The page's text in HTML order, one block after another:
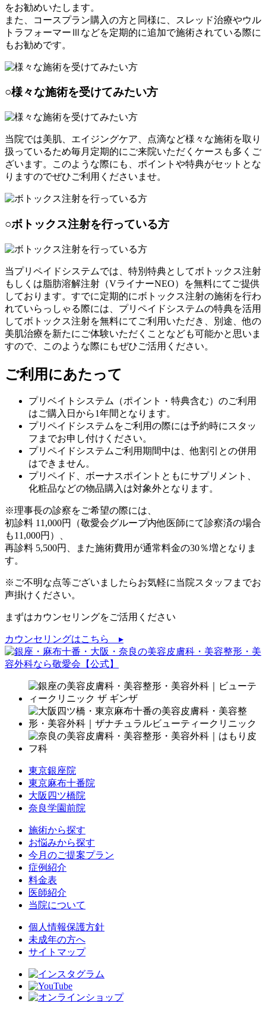
をお勧めいたします。
また、コースプラン購入の方と同様に、スレッド治療やウル
トラフォーマーⅢなどを定期的に追加で施術されている際に
もお勧めです。
○様々な施術を受けてみたい方
当院では美肌、エイジングケア、点滴など様々な施術を取り
扱っているため毎月定期的にご来院いただくケースも多くご
ざいます。このような際にも、ポイントや特典がセットとな
りますのでぜひご利用くださいませ。
○ボトックス注射を行っている方
当プリペイドシステムでは、特別特典としてボトックス注射
もしくは脂肪溶解注射（VライナーNEO）を無料にてご提供
しております。すでに定期的にボトックス注射の施術を行わ
れていらっしゃる際には、プリペイドシステムの特典を活用
してボトックス注射を無料にてご利用いただき、別途、他の
美肌治療を新たにご体験いただくことなども可能かと思いま
すので、このような際にもぜひご活用ください。
ご利用にあたって
プリベイトシステム（ポイント・特典含む）のご利用
はご購入日から1年間となります。
プリペイドシステムをご利用の際には予約時にスタッ
フまでお申し付けください。
プリペイドシステムご利用期間中は、他割引との併用
はできません。
プリペイド、ボーナスポイントともにサプリメント、
化粧品などの物品購入は対象外となります。
※理事長の診察をご希望の際には、
初診料 11,000円（敬愛会グループ内他医師にて診察済の場合
も11,000円）、
再診料 5,500円、また施術費用が通常料金の30％増となりま
す。
※ご不明な点等ございましたらお気軽に当院スタッフまでお
声掛けください。
まずはカウンセリングをご活用ください
カウンセリングはこちら ▸
東京銀座院
東京麻布十番院
大阪四ツ橋院
奈良学園前院
施術から探す
お悩みから探す
今月のご提案プラン
症例紹介
料金表
医師紹介
当院について
個人情報保護方針
未成年の方へ
サイトマップ